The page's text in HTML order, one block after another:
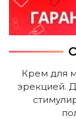
Крем для
эрекцией.